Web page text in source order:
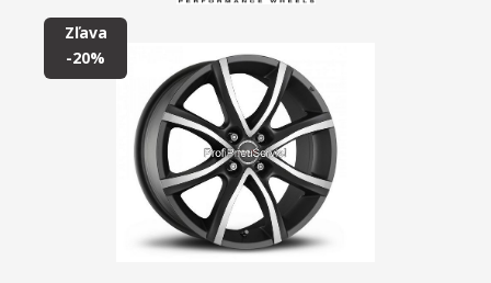
Zľava
-20%